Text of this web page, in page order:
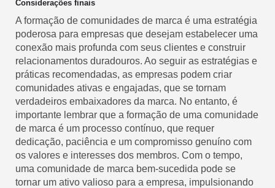
Considerações finais
A formação de comunidades de marca é uma estratégia
poderosa para empresas que desejam estabelecer uma
conexão mais profunda com seus clientes e construir
relacionamentos duradouros. Ao seguir as estratégias e
práticas recomendadas, as empresas podem criar
comunidades ativas e engajadas, que se tornam
verdadeiros embaixadores da marca. No entanto, é
importante lembrar que a formação de uma comunidade
de marca é um processo contínuo, que requer
dedicação, paciência e um compromisso genuíno com
os valores e interesses dos membros. Com o tempo,
uma comunidade de marca bem-sucedida pode se
tornar um ativo valioso para a empresa, impulsionando